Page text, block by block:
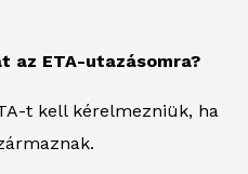
az ETA-utazásomra?
t kell kérelmezniük, ha